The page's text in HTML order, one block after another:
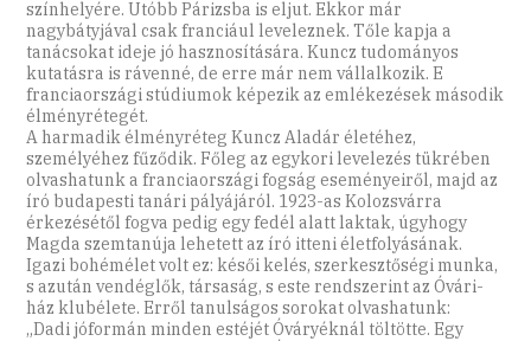
színhelyére. Utóbb Párizsba is eljut. Ekkor már
nagybátyjával csak franciául leveleznek. Tőle kapja a
tanácsokat ideje jó hasznosítására. Kuncz tudományos
kutatásra is rávenné, de erre már nem vállalkozik. E
franciaországi stúdiumok képezik az emlékezések második
élményrétegét.
A harmadik élményréteg Kuncz Aladár életéhez,
személyéhez fűződik. Főleg az egykori levelezés tükrében
olvashatunk a franciaországi fogság eseményeiről, majd az
író budapesti tanári pályájáról. 1923-as Kolozsvárra
érkezésétől fogva pedig egy fedél alatt laktak, úgyhogy
Magda szemtanúja lehetett az író itteni életfolyásának.
Igazi bohémélet volt ez: késői kelés, szerkesztőségi munka,
s azután vendéglők, társaság, s este rendszerint az Óvári-
ház klubélete. Erről tanulságos sorokat olvashatunk:
„Dadi jóformán minden estéjét Óváryéknál töltötte. Egy